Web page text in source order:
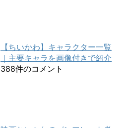
【ちいかわ】キャラクター一覧
｜主要キャラを画像付きで紹介
388件のコメント